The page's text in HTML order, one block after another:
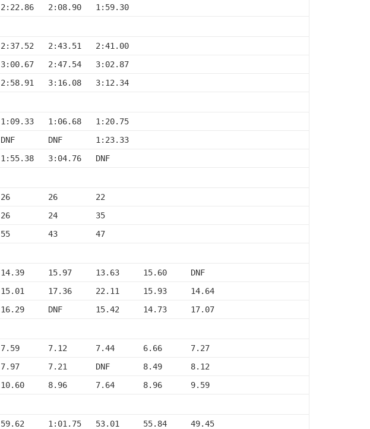
2:22.86   2:08.90   1:59.30
2:37.52   2:43.51   2:41.00
3:00.67   2:47.54   3:02.87
2:58.91   3:16.08   3:12.34
1:09.33   1:06.68   1:20.75
DNF       DNF       1:23.33
1:55.38   3:04.76   DNF
26        26        22
26        24        35
55        43        47
14.39     15.97     13.63     15.60     DNF
15.01     17.36     22.11     15.93     14.64
16.29     DNF       15.42     14.73     17.07
7.59      7.12      7.44      6.66      7.27
7.97      7.21      DNF       8.49      8.12
10.60     8.96      7.64      8.96      9.59
59.62     1:01.75   53.01     55.84     49.45